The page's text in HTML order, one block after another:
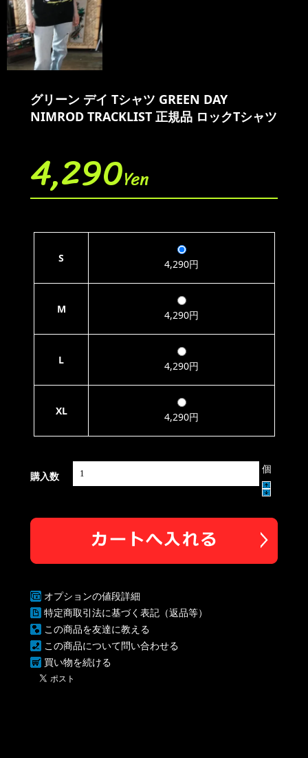
グリーン デイ Tシャツ GREEN DAY
NIMROD TRACKLIST 正規品 ロックTシャツ
4,290Yen
S 4,290円
M 4,290円
L 4,290円
XL 4,290円
購入数
個
オプションの値段詳細
特定商取引法に基づく表記（返品等）
この商品を友達に教える
この商品について問い合わせる
買い物を続ける